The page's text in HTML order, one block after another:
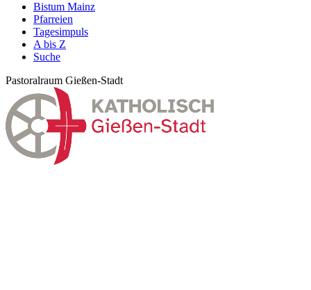
Bistum Mainz
Pfarreien
Tagesimpuls
A bis Z
Suche
Pastoralraum Gießen-Stadt